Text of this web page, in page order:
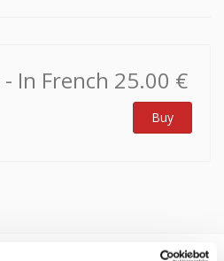
- In French 25.00 €
Buy